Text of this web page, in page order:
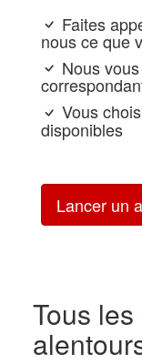
Faites
nous ce que
Nous
Vous
disponibles
Lancer un
Tous